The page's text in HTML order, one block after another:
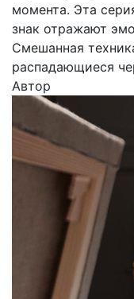
момента. Эта
знак отражают
Смешанная
распадающиеся
Автор